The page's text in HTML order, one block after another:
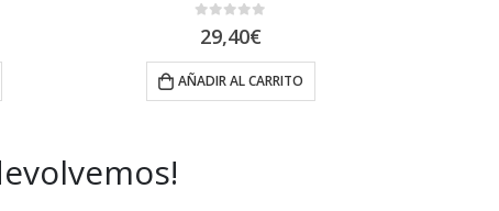
29,40€
AÑADIR AL CARRITO